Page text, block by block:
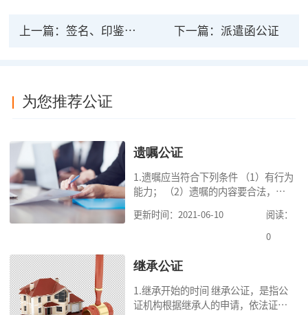
上一篇：签名、印鉴公证 下一篇： 派遣函公证
为您推荐公证
遗嘱公证
1.遗嘱应当符合下列条件 （1）有行为
能力； （2）遗嘱的内容要合法，对
人要保留必要的份额； （3）遗嘱中
的财产是个人合法财产。 2.可受理的
更新时间：2021-06-10
阅读：
0
继承公证
1.继承开始的时间 继承公证，是指公
证机构根据继承人的申请，依法证明